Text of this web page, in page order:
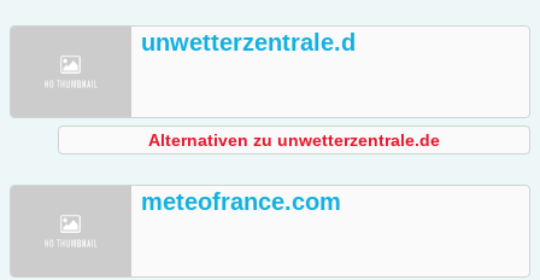
unwetterzentrale.d
Alternativen zu unwetterzentrale.de
meteofrance.com